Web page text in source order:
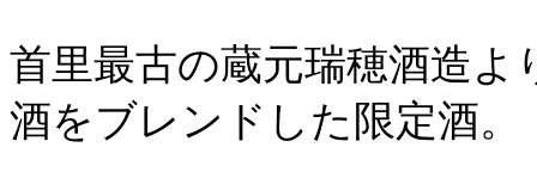
首里最古の蔵元瑞穂酒造
酒をブレンドした限定酒。